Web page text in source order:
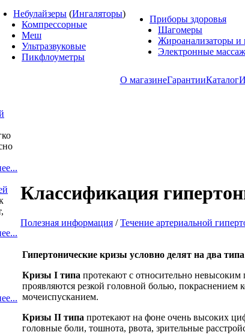
Небулайзеры (Ингаляторы)
Компрессорные
Меш
Ультразвуковые
Пикфлоуметры
Приборы здоровья
Шагомеры
Жироанализаторы и
Электронные
О магазинеГарантииКаталог
Классификация
Полезная информация /Течение артериальной
Гипертонические кризы условно делят на два
Кризы I типа протекают с относительно
проявляются резкой головной болью,
мочеиспусканием.
Кризы II типа протекают на фоне очень высоких
головные боли, тошнота, рвота, зрительные